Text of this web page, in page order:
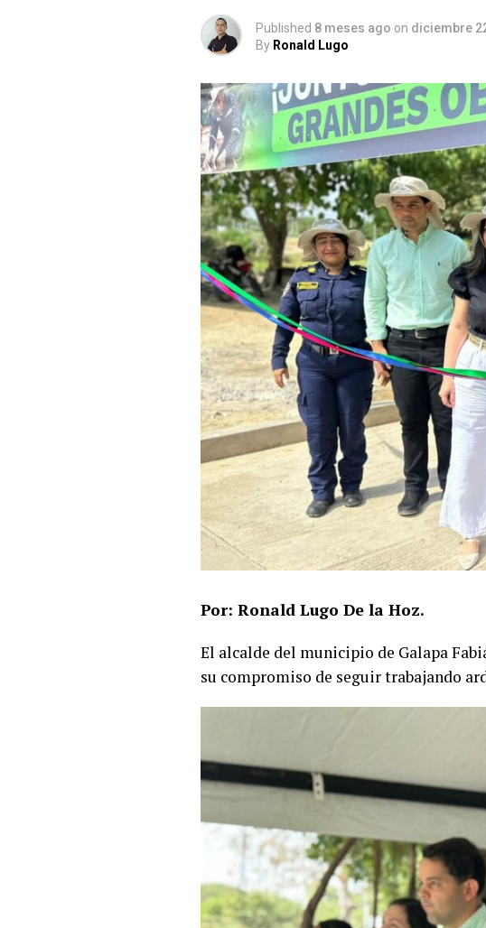
Published 8 meses ago on diciembre
By Ronald Lugo
Por: Ronald Lugo De la Hoz.
El alcalde del municipio de Galapa
su compromiso de seguir trabajando